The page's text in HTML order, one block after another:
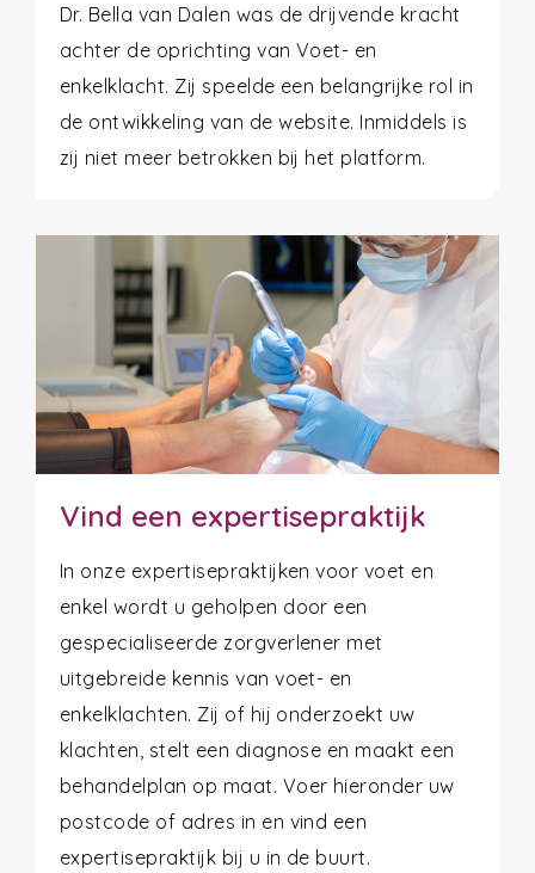
Dr. Bella van Dalen was de drijvende kracht
achter de oprichting van Voet- en
enkelklacht. Zij speelde een belangrijke rol in
de ontwikkeling van de website. Inmiddels is
zij niet meer betrokken bij het platform.
Vind een expertisepraktijk
In onze expertisepraktijken voor voet en
enkel wordt u geholpen door een
gespecialiseerde zorgverlener met
uitgebreide kennis van voet- en
enkelklachten. Zij of hij onderzoekt uw
klachten, stelt een diagnose en maakt een
behandelplan op maat. Voer hieronder uw
postcode of adres in en vind een
expertisepraktijk bij u in de buurt.